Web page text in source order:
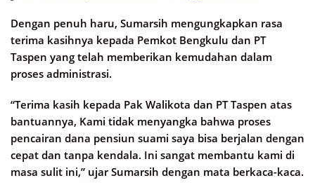
Dengan penuh haru, Sumarsih mengungkapkan rasa
terima kasihnya kepada Pemkot Bengkulu dan PT
Taspen yang telah memberikan kemudahan dalam
proses administrasi.
“Terima kasih kepada Pak Walikota dan PT Taspen atas
bantuannya, Kami tidak menyangka bahwa proses
pencairan dana pensiun suami saya bisa berjalan dengan
cepat dan tanpa kendala. Ini sangat membantu kami di
masa sulit ini,” ujar Sumarsih dengan mata berkaca-kaca.